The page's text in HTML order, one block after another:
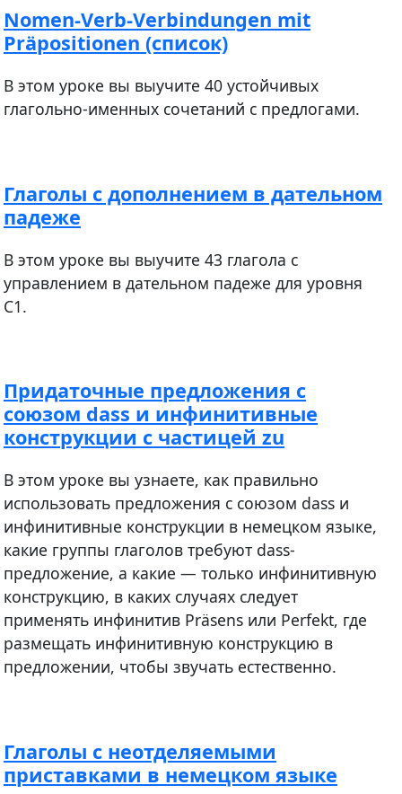
Nomen-Verb-Verbindungen mit
Präpositionen (список)
В этом уроке вы выучите 40 устойчивых
глагольно-именных сочетаний с предлогами.
Глаголы с дополнением в дательном
падеже
В этом уроке вы выучите 43 глагола с
управлением в дательном падеже для уровня
С1.
Придаточные предложения с
союзом dass и инфинитивные
конструкции с частицей zu
В этом уроке вы узнаете, как правильно
использовать предложения c союзом dass и
инфинитивные конструкции в немецком языке,
какие группы глаголов требуют dass-
предложение, а какие — только инфинитивную
конструкцию, в каких случаях следует
применять инфинитив Präsens или Perfekt, где
размещать инфинитивную конструкцию в
предложении, чтобы звучать естественно.
Глаголы с неотделяемыми
приставками в немецком языке